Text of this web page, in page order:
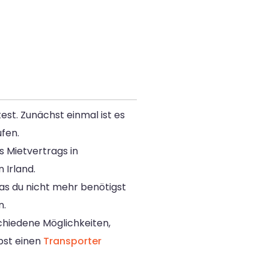
Zunächst einmal ist es
Mietvertrags in
Irland.
du nicht mehr benötigst
Möglichkeiten,
einen Transporter